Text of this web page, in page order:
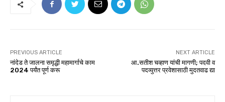
PREVIOUS ARTICLE
नांदेड ते जालना समृद्धी महामार्गाचे काम
2024 पर्यंत पूर्ण करू
NEXT ARTICLE
आ.सतीश चव्हाण यांची मागणी; पदवी व
पदव्युत्तर प्रवेशासाठी मुदतवाढ द्या